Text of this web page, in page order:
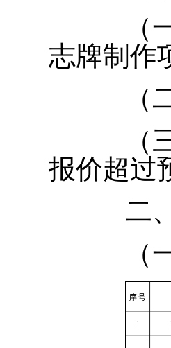
志牌制作
报价超过
二
（